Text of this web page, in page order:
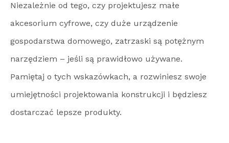
Niezależnie od tego, czy projektujesz małe
akcesorium cyfrowe, czy duże urządzenie
gospodarstwa domowego, zatrzaski są potężnym
narzędziem – jeśli są prawidłowo używane.
Pamiętaj o tych wskazówkach, a rozwiniesz swoje
umiejętności projektowania konstrukcji i będziesz
dostarczać lepsze produkty.